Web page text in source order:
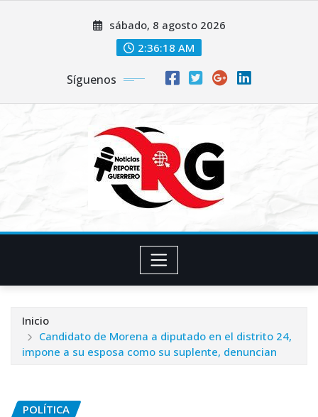
sábado, 8 agosto 2026
2:36:19 AM
Síguenos
Inicio
Candidato de Morena a diputado en el distrito 24,
impone a su esposa como su suplente, denuncian
POLÍTICA